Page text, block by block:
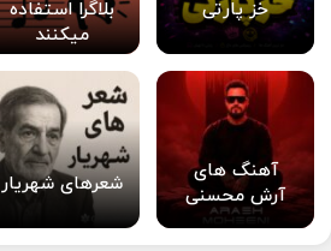
خز پارتی
بلاگرا استفاده
میکنند
آهنگ های
آرش محسنی
شعرهای شهریار